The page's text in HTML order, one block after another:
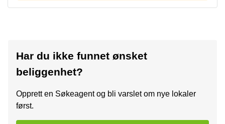
Har du ikke funnet ønsket
beliggenhet?
Opprett en Søkeagent og bli varslet om nye lokaler
først.